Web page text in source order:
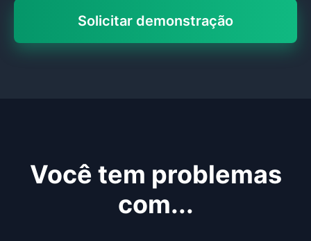
Solicitar demonstração
Você tem problemas
com...